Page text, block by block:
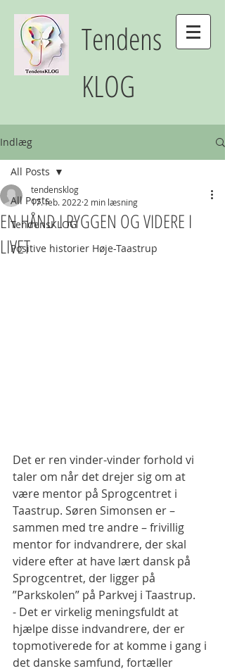
Tendens
KLOG
Indlæg
All Posts
TendensKLOG
Positive historier Høje-Taastrup
All Posts
EN HÅND I RYGGEN OG VIDERE I
LIVET
tendensklog
17. feb. 2022 2 min læsning
Det er ren vinder-vinder forhold vi
taler om når det drejer sig om at
være mentor på Sprogcentret i
Taastrup. Søren Simonsen er –
sammen med tre andre – frivillig
mentor for indvandrere, der skal
videre efter at have lært dansk på
Sprogcentret, der ligger på
”Parkskolen” på Parkvej i Taastrup.
- Det er virkelig meningsfuldt at
hjælpe disse indvandrere, der er
topmotiverede for at komme i gang i
det danske samfund, fortæller